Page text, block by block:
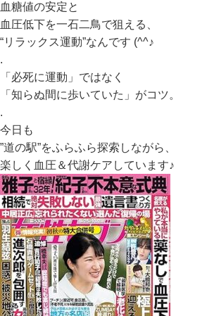
血糖値の安定と
血圧低下を一石二鳥で狙える、
“リラックス運動”なんです (^^♪
.
「必死に運動」ではなく
「知らぬ間に歩いていた」がコツ。
.
今日も
”道の駅”をふらふら探索しながら、
楽しく血圧＆代謝ケアしています♪